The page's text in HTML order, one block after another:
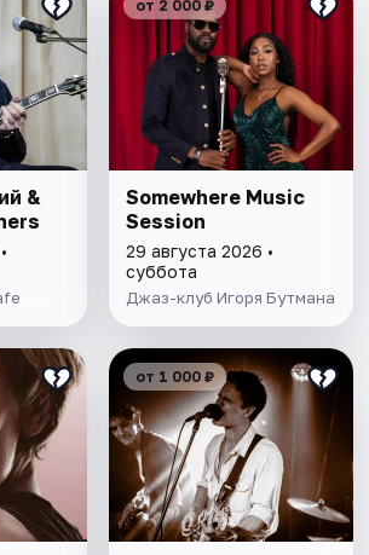
&
от 2 000 ₽
Somewhere Music
Session
29 августа 2026 •
суббота
Джаз-клуб Игоря Бутмана
от 1 000 ₽